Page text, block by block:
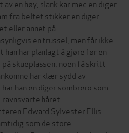
en høy, slank kar med en diger
fra beltet stikker en diger
eller annet på
en trussel, men får ikke
har planlagt å gjøre før en
skueplassen, noen få skritt
har klær sydd av
han en diger sombrero som
håret.
Edward Sylvester Ellis
som de store